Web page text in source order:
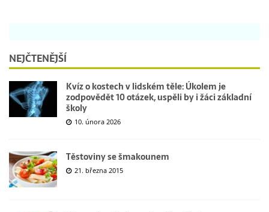
NEJČTENĚJŠÍ
Kvíz o kostech v lidském těle: Úkolem je
zodpovědět 10 otázek, uspěli by i žáci základní
školy
10. února 2026
Těstoviny se šmakounem
21. března 2015